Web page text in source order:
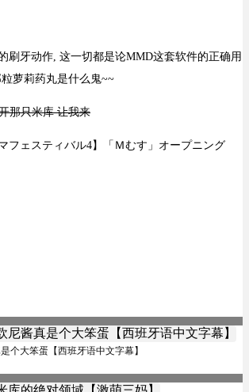
刷牙动作, 这一切都是论MMD这套软件的正确用
萝莉药丸是什么鬼~~
那只米库 让我来
フェスティバル4】「Ｍむす」オープニング
个大笨蛋【西班牙语中文字幕】